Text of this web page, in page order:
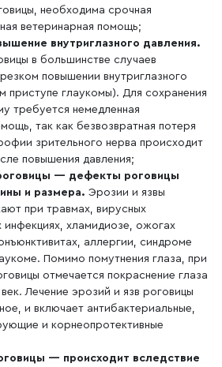
необходима срочная
ветеринарная помощь;
внутриглазного давления.
в большинстве случаев
повышении внутриглазного
приступе глаукомы). Для сохранения
требуется немедленная
так как безвозвратная потеря
зрительного нерва происходит
повышения давления;
— дефекты роговицы
и размера. Эрозии и язвы
при травмах, вирусных
инфекциях, хламидиозе, ожогах
аллергии, синдроме
Помимо помутнения глаза, при
отмечается покраснение глаза
Лечение эрозий и язв роговицы
и включает антибактериальные,
и корнеопротективные
— происходит вследствие